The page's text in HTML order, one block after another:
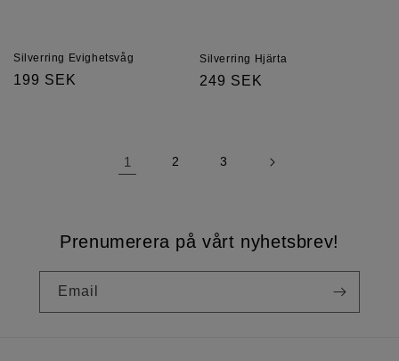
Silverring Evighetsvåg
Regular
199 SEK
Silverring Hjärta
Regular
249 SEK
1 2 3
Prenumerera på vårt nyhetsbrev!
Email